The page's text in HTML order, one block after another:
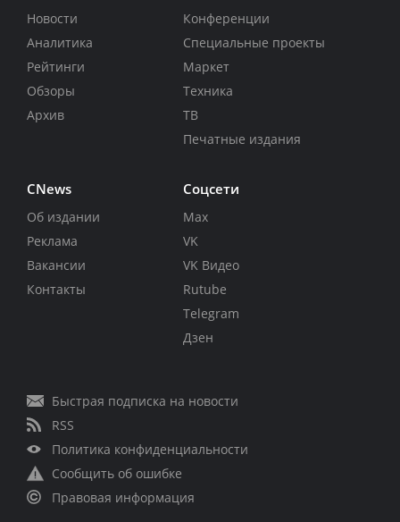
Новости
Аналитика
Рейтинги
Обзоры
Архив
Конференции
Специальные проекты
Маркет
Техника
ТВ
Печатные издания
CNews
Об издании
Реклама
Вакансии
Контакты
Соцсети
Max
VK
VK Видео
Rutube
Telegram
Дзен
Быстрая подписка на новости
RSS
Политика конфиденциальности
Сообщить об ошибке
Правовая информация